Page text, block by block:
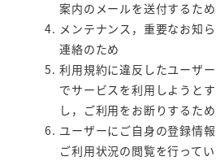
案内のメールを送付するため
メンテナンス，重要なお知
連絡のため
利用規約に違反したユーザ
でサービスを利用しようと
し，ご利用をお断りするため
ユーザーにご自身の登録情
ご利用状況の閲覧を行って